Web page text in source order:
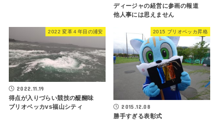
ディージャの経営に参画の報道
他人事には思えません
2022 変革４年目の浦安
2022.11.19
得点が入りづらい競技の醍醐味
ブリオベッカvs福山シティ
2015 ブリオベッカ昇格
2015.12.08
勝手すぎる表彰式